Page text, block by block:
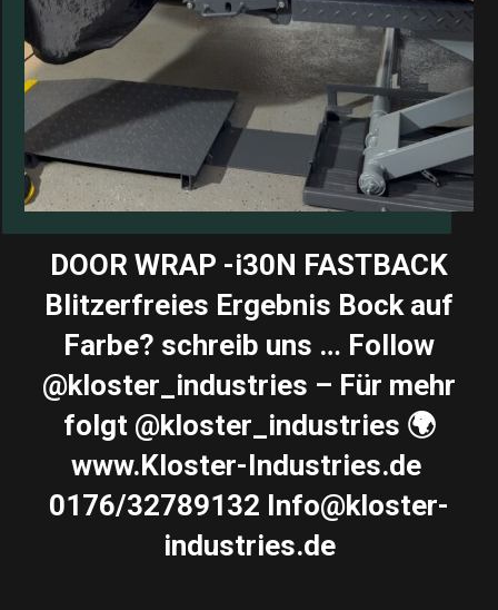
DOOR WRAP -i30N FASTBACK
Blitzerfreies Ergebnis Bock auf
Farbe? schreib uns … Follow
@kloster_industries – Für mehr
folgt @kloster_industries 🌍
www.Kloster-Industries.de ️
0176/32789132 Info@kloster-
industries.de